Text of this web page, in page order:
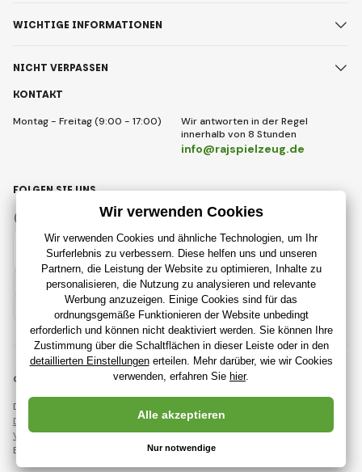
KONTAKT
Montag - Freitag (9:00 - 17:00)
Wir antworten in der Regel
innerhalb von 8 Stunden
info@rajspielzeug.de
WICHTIGE INFORMATIONEN
NICHT VERPASSEN
Deutsch
FOLGEN SIE UNS
Instagram
© 2018 - 2026 RajSpielzeug.de, Alle Rechte vorbehalten
Diese Seite ist durch reCAPTCHA geschützt und es gelten
DatenschutzbestimmungenUnternehmen Google und deren
Vertragsbedingungen.
Erstellung leistungsstarker Online-Shops ab